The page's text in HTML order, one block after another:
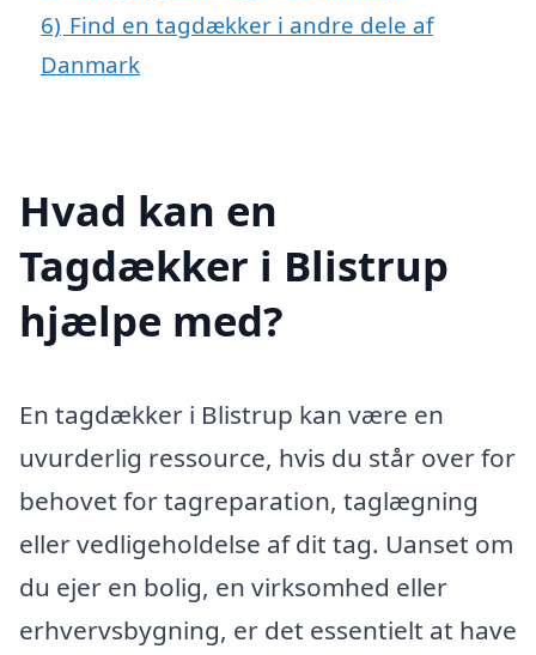
6) Find en tagdækker i andre dele af
Danmark
Hvad kan en
Tagdækker i Blistrup
hjælpe med?
En tagdækker i Blistrup kan være en
uvurderlig ressource, hvis du står over for
behovet for tagreparation, taglægning
eller vedligeholdelse af dit tag. Uanset om
du ejer en bolig, en virksomhed eller
erhvervsbygning, er det essentielt at have